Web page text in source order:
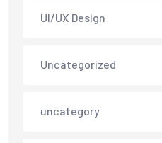
UI/UX Design
Uncategorized
uncategory